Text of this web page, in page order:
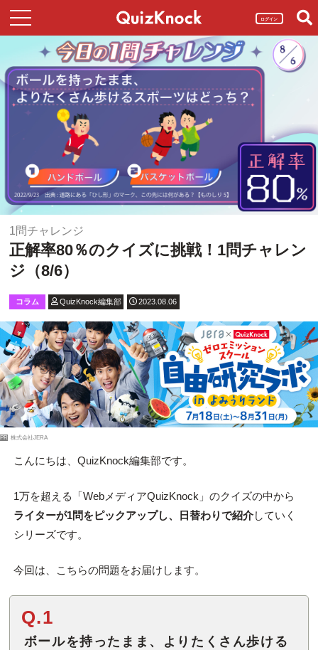
ログイン
1問チャレンジ
正解率80％のクイズに挑戦！1問チャレン
ジ（8/6）
コラム QuizKnock編集部 2023.08.06
PR 株式会社JERA
こんにちは、QuizKnock編集部です。
1万を超える「WebメディアQuizKnock」のクイズの中から
ライターが1問をピックアップし、日替わりで紹介していく
シリーズです。
今回は、こちらの問題をお届けします。
Q.1
ボールを持ったまま、よりたくさん歩ける